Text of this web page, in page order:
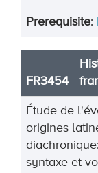
Prerequisite:
FR3454
Étude de
origines
syntaxe et